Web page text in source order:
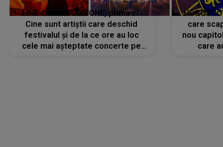
LINE-UP UNTOLD ONE, prima zi.
Cine sunt artiștii care deschid
festivalul și de la ce ore au loc
cele mai așteptate concerte pe
care
nou
care